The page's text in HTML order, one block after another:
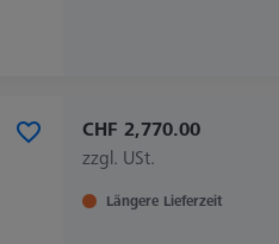
CHF 2,770.00
zzgl. USt.
Längere Lieferzeit